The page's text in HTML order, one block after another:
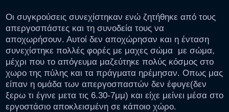
Οι συγκρούσεις συνεχίστηκαν ενώ ζητήθηκε από τους
απεργοσπάστες και τη συνοδεία τους να
αποχωρήσουν. Αυτοί δεν αποχώρησαν και η ένταση
συνεχίστηκε πολλές φορές με μαχες σώμα με σώμα,
μέχρι που το απόγευμα μαζεύτηκε πολύς κόσμος στο
χωρο της πύλης και τα πράγματα ηρέμησαν. Οπως μας
είπαν η ομάδα των απεργοσπαστών δεν έφυγε(δεν
ξερω τι έγινε μετα τις 6.30-7μμ) και είχε μείνει μέσα στο
εργοστάσιο αποκλεισμένη σε κάποιο χώρο.